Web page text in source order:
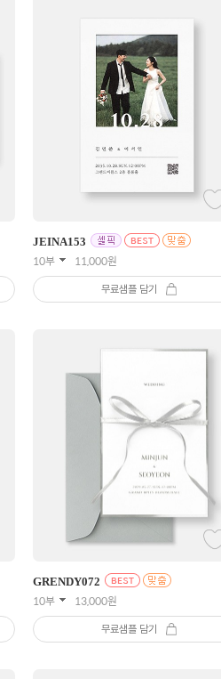
JEINA153
10부 11,000원
무료샘플 담기
GRENDY072
10부 13,000원
무료샘플 담기